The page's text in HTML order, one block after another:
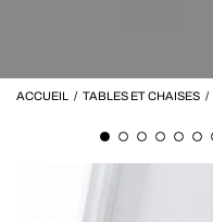
ACCUEIL / TABLES ET CHAISES /